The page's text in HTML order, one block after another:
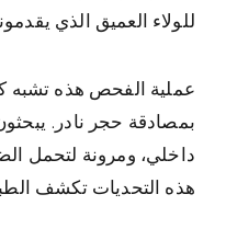
للولاء العميق الذي
عملية الفحص هذه تشبه
بمصادقة حجر نادر.
داخلي، ومرونة لتحمل
هذه التحديات تكشف